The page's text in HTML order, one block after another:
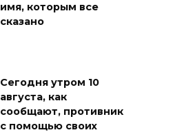
имя, которым все
сказано
Сегодня утром 10
августа, как
сообщают, противник
с помощью своих